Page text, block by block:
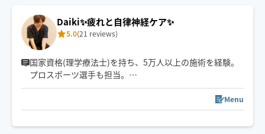
Daiki✨疲れと自律神経ケア✨
5.0(21 reviews)
国家資格(理学療法士)を持ち、5万人以上の施術を経験。
プロスポーツ選手も担当。
心身をほぐして一人ひとりに合わせた施術で「また受け
Menu